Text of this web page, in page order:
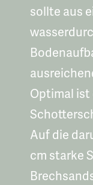
sollte aus
Optimal ist
Auf die
cm starke